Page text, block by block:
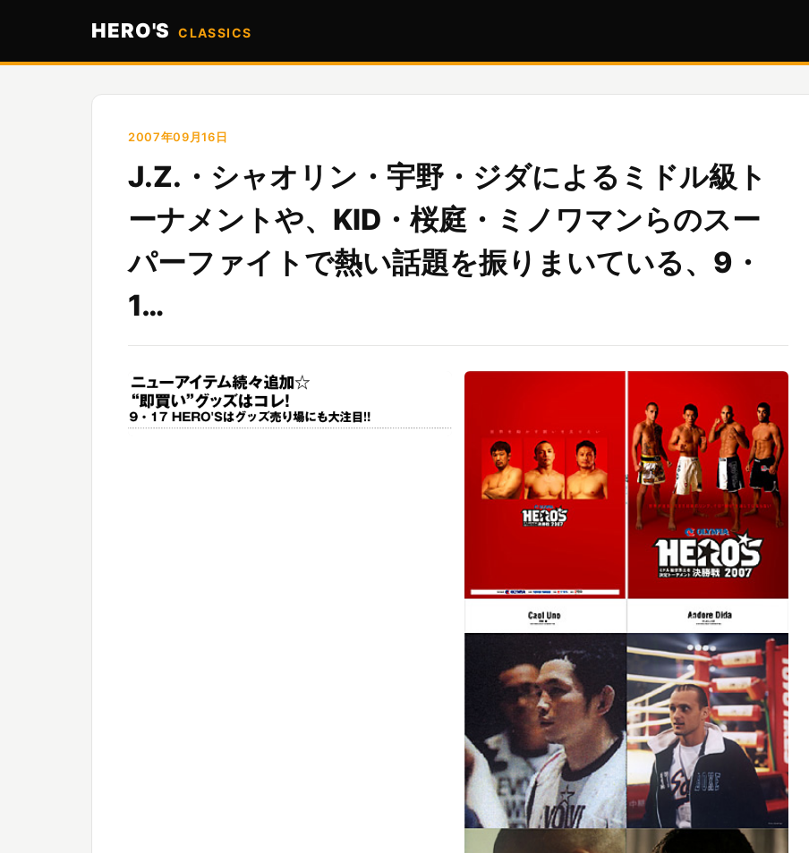
HERO'S CLASSICS
2007年09月16日
J.Z.・シャオリン・宇野・ジダによるミドル級ト
ーナメントや、KID・桜庭・ミノワマンらのスー
パーファイトで熱い話題を振りまいている、9・
1…